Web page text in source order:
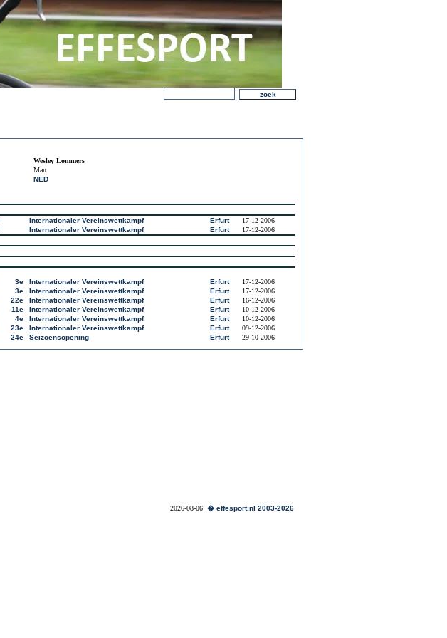
Wesley Lommers
Man
NED
Internationaler Vereinswettkampf Erfurt
17-12-2006
Internationaler Vereinswettkampf Erfurt
17-12-2006
3e Internationaler Vereinswettkampf Erfurt
17-12-2006
3e Internationaler Vereinswettkampf Erfurt
17-12-2006
22e Internationaler Vereinswettkampf Erfurt
16-12-2006
11e Internationaler Vereinswettkampf Erfurt
10-12-2006
4e Internationaler Vereinswettkampf Erfurt
10-12-2006
23e Internationaler Vereinswettkampf Erfurt
09-12-2006
24e Seizoensopening Erfurt 29-10-2006
2026-08-06 � effesport.nl 2003-2026